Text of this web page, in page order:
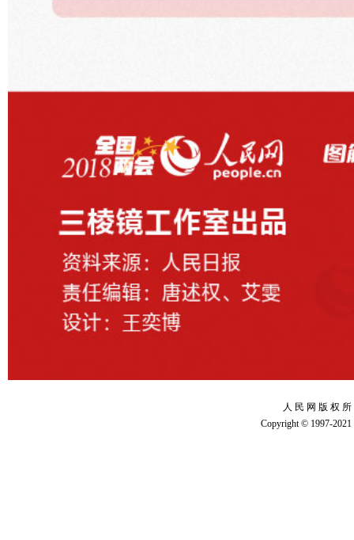
人 民 网 版 权
Copyright © 1997-2021